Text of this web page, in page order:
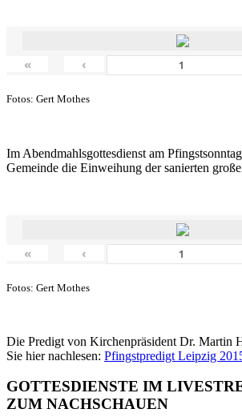
« ‹
Fotos: Gert Mothes
Im Abendmahlsgottesdienst am
Gemeinde die Einweihung der sanierten
« ‹
Fotos: Gert Mothes
Die Predigt von Kirchenpräsident Dr. Martin
Sie hier nachlesen: Pfingstpredigt Leipzig
GOTTESDIENSTE IM
ZUM NACHSCHAUEN